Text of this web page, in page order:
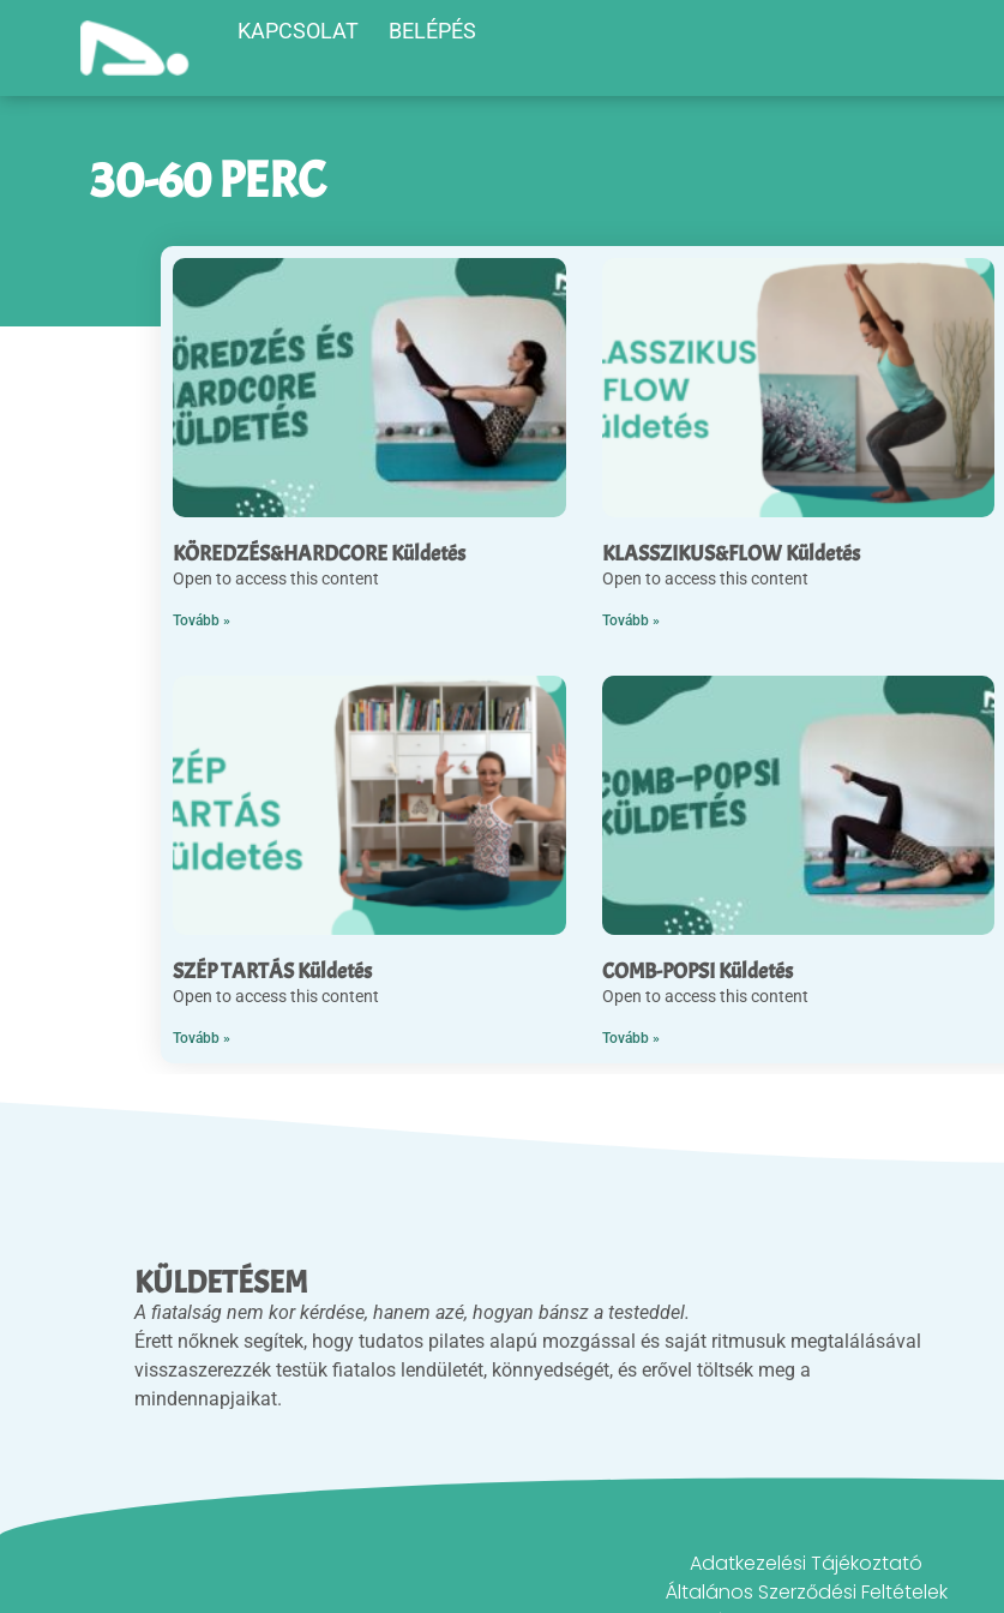
KAPCSOLAT BELÉPÉS
30-60 PERC
KÖREDZÉS&HARDCORE Küldetés
Open to access this content
Tovább »
KLASSZIKUS&FLOW Küldetés
Open to access this content
Tovább »
SZÉP TARTÁS Küldetés
Open to access this content
Tovább »
COMB-POPSI Küldetés
Open to access this content
Tovább »
KÜLDETÉSEM
A fiatalság nem kor kérdése, hanem azé, hogyan bánsz a testeddel.
Érett nőknek segítek, hogy tudatos pilates alapú mozgással és saját ritmusuk megtalálásával
visszaszerezzék testük fiatalos lendületét, könnyedségét, és erővel töltsék meg a
mindennapjaikat.
Adatkezelési Tájékoztató
Általános Szerződési Feltételek